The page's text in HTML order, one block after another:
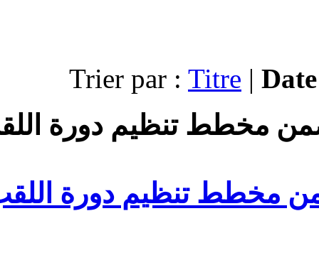
Trier par :
تنظيم دورة اللقب الوطني